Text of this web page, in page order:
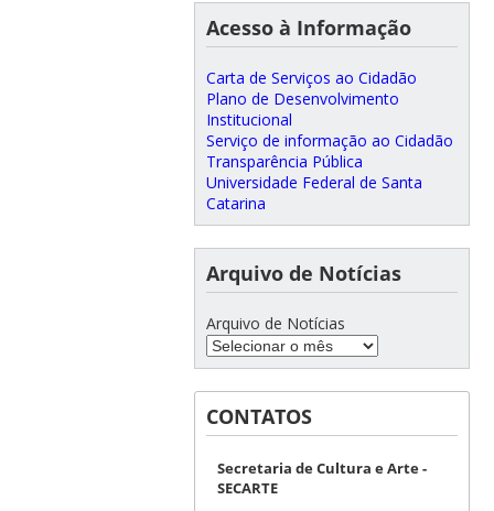
Acesso à Informação
Carta de Serviços ao Cidadão
Plano de Desenvolvimento
Institucional
Serviço de informação ao Cidadão
Transparência Pública
Universidade Federal de Santa
Catarina
Arquivo de Notícias
Arquivo de Notícias
CONTATOS
Secretaria de Cultura e Arte -
SECARTE